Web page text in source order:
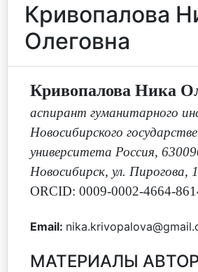
Кривопалова
Олеговна
Кривопалова Ника
аспирант гуманитарного
Новосибирского
университета Россия,
Новосибирск, ул. Пирогова,
ORCID: 0009-0002-4664-
Email:
МАТЕРИАЛЫ